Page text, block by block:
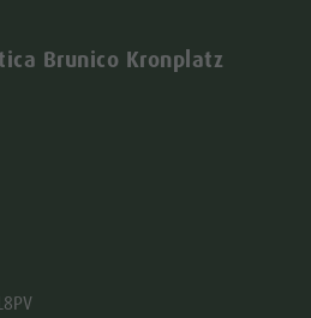
Brunico Kronplatz